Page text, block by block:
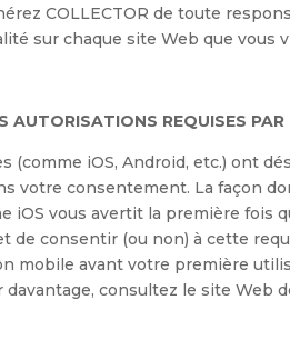
COLLECTOR de toute
sur chaque site Web que vous
AUTORISATIONS REQUISES PAR
(comme iOS, Android, etc.) ont
votre consentement. La façon
iOS vous avertit la première
de consentir (ou non) à cette
mobile avant votre première
davantage, consultez le site Web